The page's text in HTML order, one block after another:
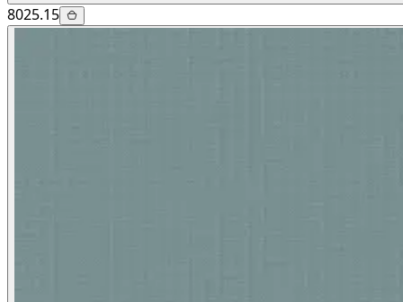
8025.15